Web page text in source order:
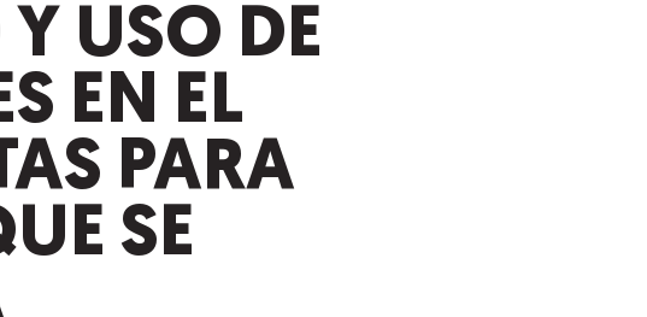
USO DE
EN EL
PARA
SE